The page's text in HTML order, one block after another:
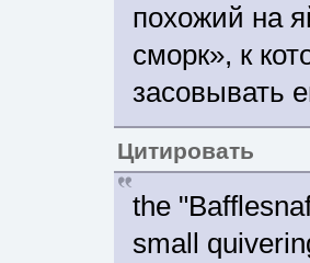
похожий на
сморк», к
засовывать
Цитировать
the
small